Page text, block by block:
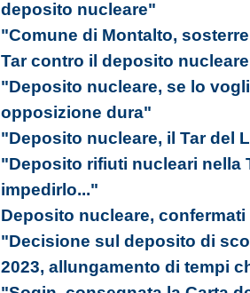
deposito nucleare"
"Comune di Montalto,
Tar contro il deposito
"Deposito nucleare, se lo
opposizione dura"
"Deposito nucleare, il Tar del
"Deposito rifiuti nucleari nella
impedirlo..."
Deposito nucleare,
"Decisione sul deposito di
2023, allungamento di tempi